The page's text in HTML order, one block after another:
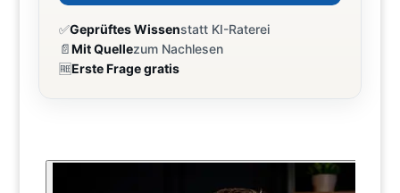
✅Geprüftes Wissenstatt KI-Raterei
📄Mit Quellezum Nachlesen
🆓Erste Frage gratis